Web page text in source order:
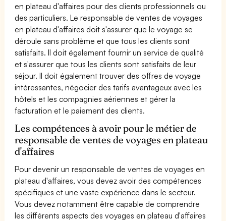
en plateau d'affaires pour des clients professionnels ou
des particuliers. Le responsable de ventes de voyages
en plateau d'affaires doit s'assurer que le voyage se
déroule sans problème et que tous les clients sont
satisfaits. Il doit également fournir un service de qualité
et s'assurer que tous les clients sont satisfaits de leur
séjour. Il doit également trouver des offres de voyage
intéressantes, négocier des tarifs avantageux avec les
hôtels et les compagnies aériennes et gérer la
facturation et le paiement des clients.
Les compétences à avoir pour le métier de
responsable de ventes de voyages en plateau
d'affaires
Pour devenir un responsable de ventes de voyages en
plateau d'affaires, vous devez avoir des compétences
spécifiques et une vaste expérience dans le secteur.
Vous devez notamment être capable de comprendre
les différents aspects des voyages en plateau d'affaires